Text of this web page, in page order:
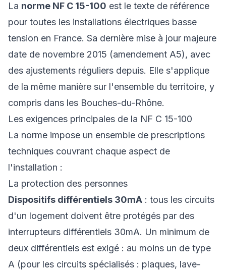
La norme NF C 15-100 est le texte de référence
pour toutes les installations électriques basse
tension en France. Sa dernière mise à jour majeure
date de novembre 2015 (amendement A5), avec
des ajustements réguliers depuis. Elle s'applique
de la même manière sur l'ensemble du territoire, y
compris dans les Bouches-du-Rhône.
Les exigences principales de la NF C 15-100
La norme impose un ensemble de prescriptions
techniques couvrant chaque aspect de
l'installation :
La protection des personnes
Dispositifs différentiels 30mA : tous les circuits
d'un logement doivent être protégés par des
interrupteurs différentiels 30mA. Un minimum de
deux différentiels est exigé : au moins un de type
A (pour les circuits spécialisés : plaques, lave-